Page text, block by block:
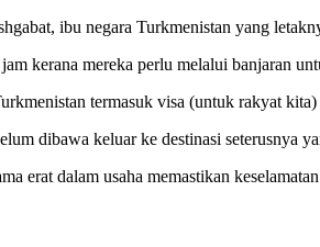
ibu negara Turkmenistan yang
kerana mereka perlu melalui banjaran
termasuk visa (untuk rakyat
dibawa keluar ke destinasi seterusnya
erat dalam usaha memastikan